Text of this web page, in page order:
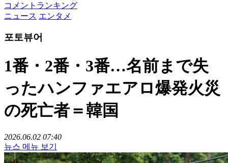
コメントランキング
ニュース エンタメ
포토뷰어
1番・2番・3番…名前まで失
ったハンファエアロ爆発火災
の死亡者＝韓国
2026.06.02 07:40
뉴스 메뉴 보기